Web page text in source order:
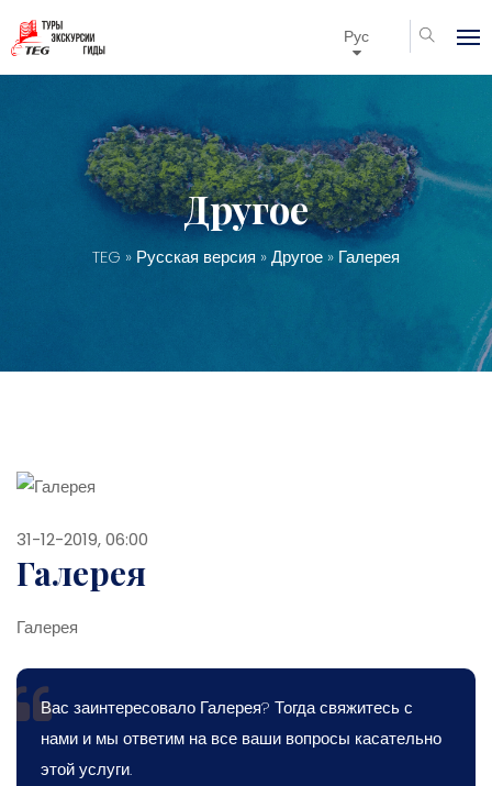
Рус
Другое
TEG » Русская версия »Другое » Галерея
31-12-2019, 06:00
Галерея
Галерея
Вас заинтересовало Галерея? Тогда свяжитесь с
нами и мы ответим на все ваши вопросы касательно
этой услуги.